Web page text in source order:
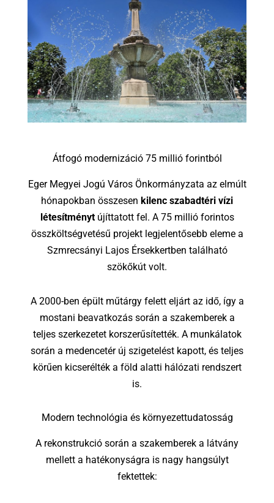
Átfogó modernizáció 75 millió forintból
Eger Megyei Jogú Város Önkormányzata az elmúlt
hónapokban összesen kilenc szabadtéri vízi
létesítménytújíttatott fel. A 75 millió forintos
összköltségvetésű projekt legjelentősebb eleme a
Szmrecsányi Lajos Érsekkertben található
szökőkút volt.
A 2000-ben épült műtárgy felett eljárt az idő, így a
mostani beavatkozás során a szakemberek a
teljes szerkezetet korszerűsítették. A munkálatok
során a medencetér új szigetelést kapott, és teljes
körűen kicserélték a föld alatti hálózati rendszert
is.
Modern technológia és környezettudatosság
A rekonstrukció során a szakemberek a látvány
mellett a hatékonyságra is nagy hangsúlyt
fektettek: